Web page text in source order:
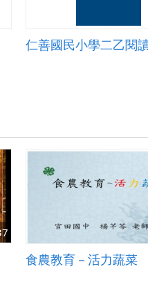
仁善國民小學二乙閱
食農教育－活力蔬菜